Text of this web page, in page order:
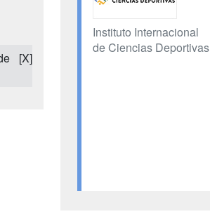
[X]
Instituto Internacional
de Ciencias Deportivas